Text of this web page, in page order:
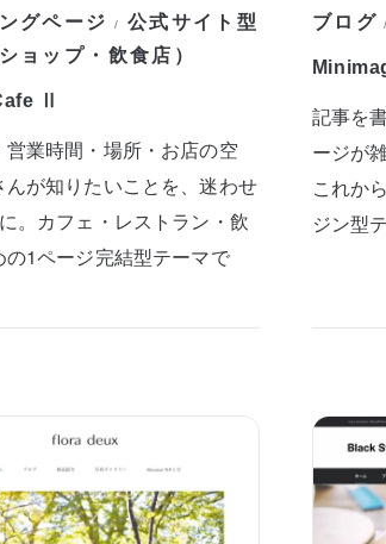
グページ / 公式サイト型
ョップ・飲食店）
Ⅱ
営業時間・場所・お店の空
んが知りたいことを、迷わせ
。カフェ・レストラン・飲
の1ページ完結型テーマで
ブログ
記事を
ージが
これか
ジン型